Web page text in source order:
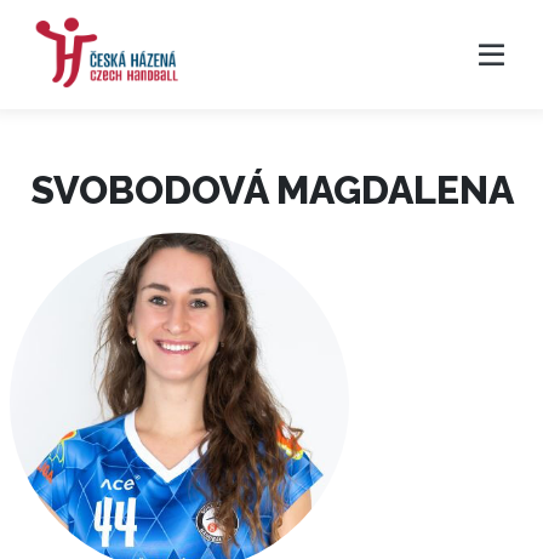
SVOBODOVÁ MAGDALENA